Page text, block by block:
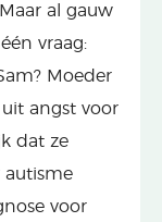
al gauw
vraag:
Moeder
angst voor
dat ze
autisme
voor